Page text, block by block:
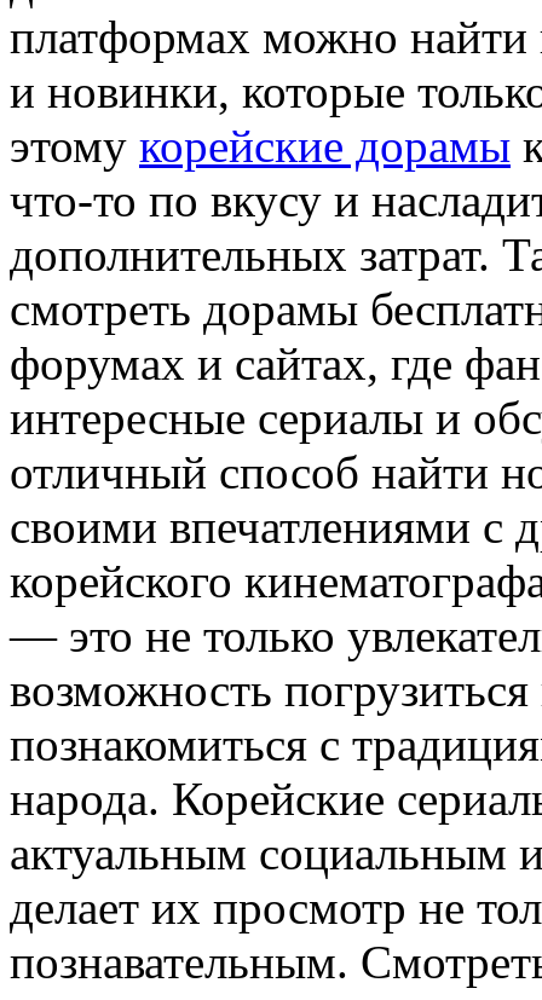
платформах можно найти
и новинки, которые
этому корейские дорамы
что-то по вкусу и
дополнительных затрат.
смотреть дорамы
форумах и сайтах, где
интересные сериалы и
отличный способ найти
своими впечатлениями с
корейского
— это не только
возможность
познакомиться с
народа. Корейские
актуальным социальным
делает их просмотр не
познавательным.